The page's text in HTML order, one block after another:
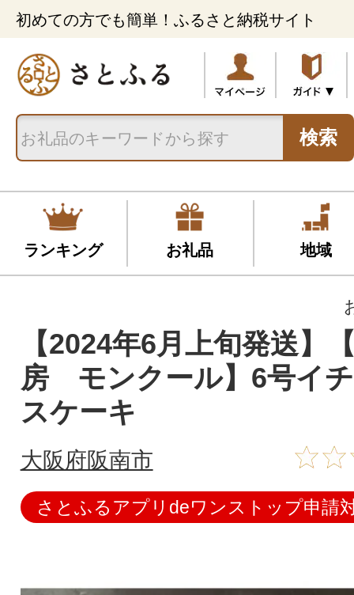
初めての方でも簡単！ふるさと納税サイト
検索
ランキング お礼品 地域
【2024年6月上旬発送】
房 モンクール】6号イ
スケーキ
大阪府阪南市
さとふるアプリdeワンストップ申請